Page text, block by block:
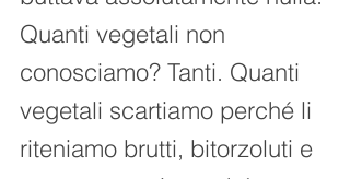
Quanti vegetali non
conosciamo? Tanti. Quanti
vegetali scartiamo perché li
riteniamo brutti, bitorzoluti e